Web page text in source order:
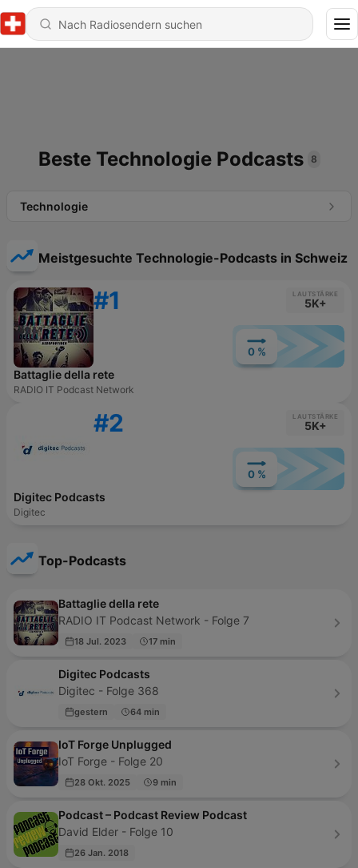
Beste Technologie Podcasts 8
Technologie
Meistgesuchte Technologie-Podcasts in Schweiz
#1 LAUTSTÄRKE
5K+
0 %
Battaglie della rete
RADIO IT Podcast Network
#2 LAUTSTÄRKE
5K+
0 %
Digitec Podcasts
Digitec
Top-Podcasts
Battaglie della rete
RADIO IT Podcast Network - Folge 7
18 Jul. 2023 17 min
Digitec Podcasts
Digitec - Folge 368
gestern 64 min
IoT Forge Unplugged
IoT Forge - Folge 20
28 Okt. 2025 9 min
Podcast – Podcast Review Podcast
David Elder - Folge 10
26 Jan. 2018